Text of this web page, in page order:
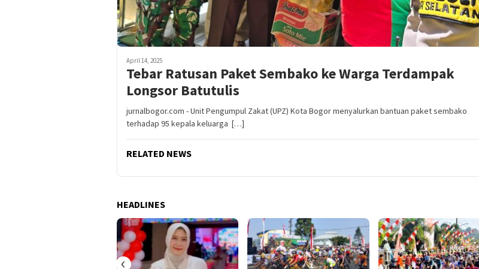
April 14, 2025
Tebar Ratusan Paket Sembako ke Warga Terdampak
Longsor Batutulis
jurnalbogor.com - Unit Pengumpul Zakat (UPZ) Kota Bogor menyalurkan bantuan paket sembako
terhadap 95 kepala keluarga […]
RELATED NEWS
HEADLINES
‹